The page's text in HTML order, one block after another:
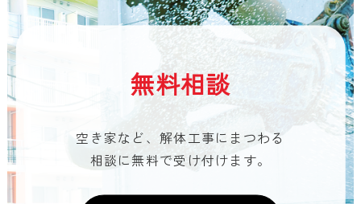
無料相談
空き家など、解体工事にまつわる
相談に無料で受け付けます。